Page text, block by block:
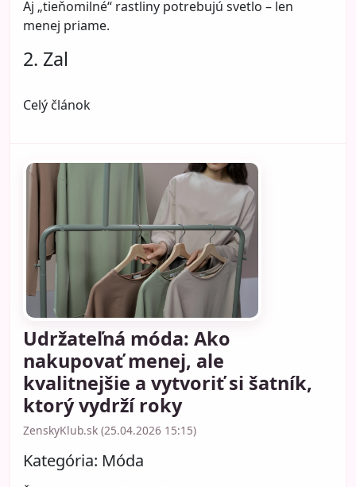
Aj „tieňomilné“ rastliny potrebujú svetlo – len
menej priame.
2. Zal
Celý článok
Udržateľná móda: Ako
nakupovať menej, ale
kvalitnejšie a vytvoriť si šatník,
ktorý vydrží roky
ZenskyKlub.sk (25.04.2026 15:15)
Kategória: Móda